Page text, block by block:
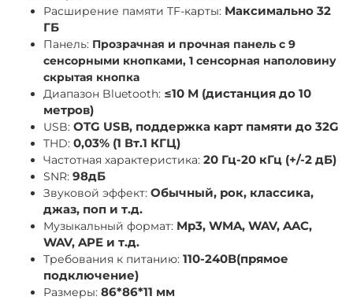
Расширение памяти TF-карты: Максимально 32
ГБ
Панель: Прозрачная и прочная панель с 9
сенсорными кнопками, 1 сенсорная наполовину
скрытая кнопка
Диапазон Bluetooth: ≤10 М (дистанция до 10
метров)
USB: OTG USB, поддержка карт памяти до 32G
THD: 0,03% (1 Вт.1 КГЦ)
Частотная характеристика: 20 Гц-20 кГц (+/-2 дБ)
SNR: 98дБ
Звуковой эффект: Обычный, рок, классика,
джаз, поп и т.д.
Музыкальный формат: Mp3, WMA, WAV, AAC,
WAV, APE и т.д.
Требования к питанию: 110-240В(прямое
подключение)
Размеры: 86*86*11 мм